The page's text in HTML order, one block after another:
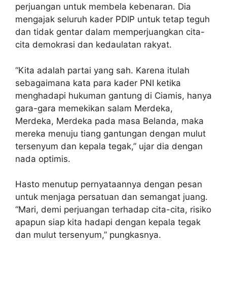
perjuangan untuk membela kebenaran. Dia
mengajak seluruh kader PDIP untuk tetap teguh
dan tidak gentar dalam memperjuangkan cita-
cita demokrasi dan kedaulatan rakyat.
“Kita adalah partai yang sah. Karena itulah
sebagaimana kata para kader PNI ketika
menghadapi hukuman gantung di Ciamis, hanya
gara-gara memekikan salam Merdeka,
Merdeka, Merdeka pada masa Belanda, maka
mereka menuju tiang gantungan dengan mulut
tersenyum dan kepala tegak,” ujar dia dengan
nada optimis.
Hasto menutup pernyataannya dengan pesan
untuk menjaga persatuan dan semangat juang.
“Mari, demi perjuangan terhadap cita-cita, risiko
apapun siap kita hadapi dengan kepala tegak
dan mulut tersenyum,” pungkasnya.